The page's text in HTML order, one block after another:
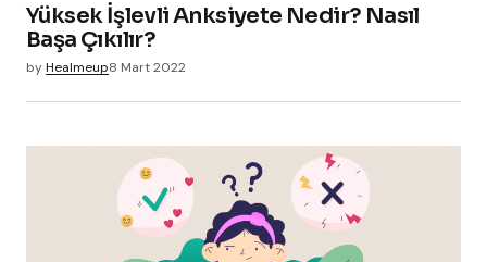
Yüksek İşlevli Anksiyete Nedir? Nasıl
Başa Çıkılır?
byHealmeup8 Mart 2022